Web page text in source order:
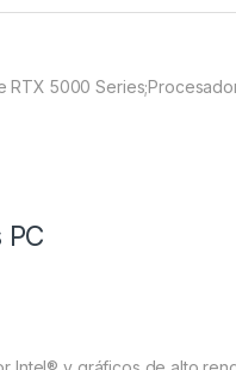
RTX 5000